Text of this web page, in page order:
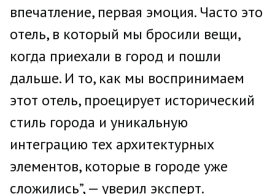
впечатление, первая эмоция. Часто это
отель, в который мы бросили вещи,
когда приехали в город и пошли
дальше. И то, как мы воспринимаем
этот отель, проецирует исторический
стиль города и уникальную
интеграцию тех архитектурных
элементов, которые в городе уже
сложились”, — уверил эксперт.